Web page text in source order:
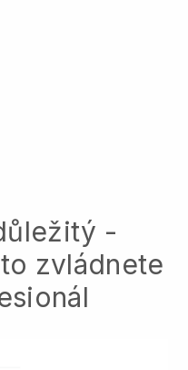
-
zvládnete